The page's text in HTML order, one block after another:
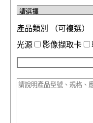
產品類別 （可複選）
光源
影像擷取卡